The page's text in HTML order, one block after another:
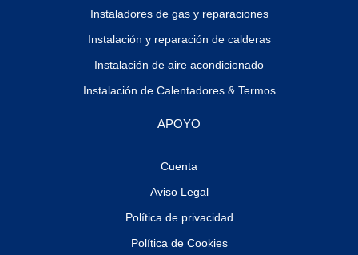
Instaladores de gas y reparaciones
Instalación y reparación de calderas
Instalación de aire acondicionado
Instalación de Calentadores & Termos
APOYO
Cuenta
Aviso Legal
Política de privacidad
Política de Cookies